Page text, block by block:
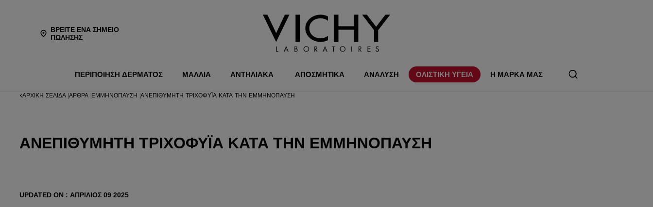
ΒΡΕΊΤΕ ΈΝΑ ΣΗΜΕΊΟ
ΠΏΛΗΣΗΣ
ΠΕΡΙΠΟΙΗΣΗ ΔΕΡΜΑΤΟΣ ΜΑΛΛΙΑ ΑΝΤΗΛΙΑΚΑ ΑΠΟΣΜΗΤΙΚΑ ΑΝΑΛΥΣΗ ΟΛΙΣΤΙΚΗ ΥΓΕΙΑ Η ΜΑΡΚΑ ΜΑΣ
ΑΡΧΙΚΉ ΣΕΛΊΔΑ ΆΡΘΡΑ ΕΜΜΗΝΌΠΑΥΣΗ ΑΝΕΠΙΘΎΜΗΤΗ ΤΡΙΧΟΦΥΪ́Α ΚΑΤΆ ΤΗΝ ΕΜΜΗΝΌΠΑΥΣΗ
ΑΝΕΠΙΘΎΜΗΤΗ ΤΡΙΧΟΦΥΪ́Α ΚΑΤΆ ΤΗΝ ΕΜΜΗΝΌΠΑΥΣΗ
UPDATED ON : ΑΠΡΊΛΙΟΣ 09 2025